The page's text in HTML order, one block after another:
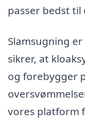
passer bedst til
Slamsugning
sikrer, at
og forebygger
vores platform